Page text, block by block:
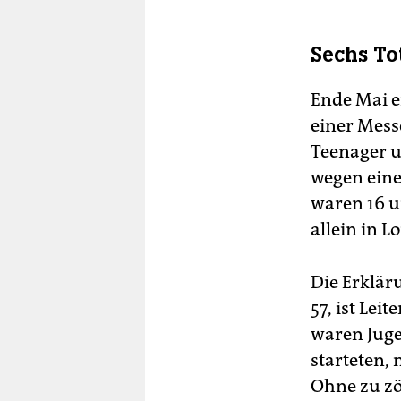
Sechs
Ende Mai
einer
Teenager
wegen
waren 16
allein in
Die
57, ist
waren
starteten,
Ohne zu